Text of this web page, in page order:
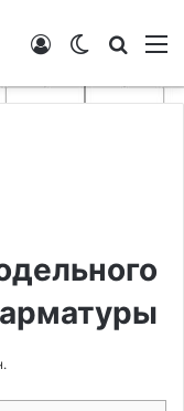
Switch skin
Войти